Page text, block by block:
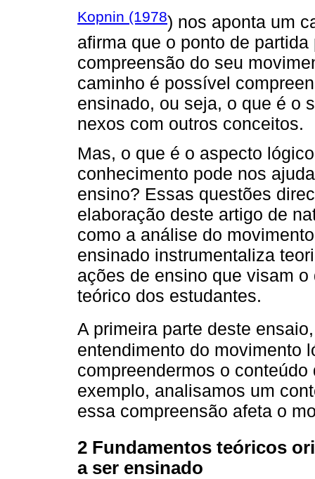
Kopnin (1978) nos aponta um
afirma que o ponto de
compreensão do seu
caminho é possível
ensinado, ou seja, o que é o
nexos com outros conceitos.
Mas, o que é o aspecto
conhecimento pode nos
ensino? Essas questões
elaboração deste artigo de
como a análise do
ensinado instrumentaliza
ações de ensino que visam
teórico dos estudantes.
A primeira parte deste
entendimento do movimento
compreendermos o
exemplo, analisamos um
essa compreensão afeta o
2 Fundamentos teóricos
a ser ensinado